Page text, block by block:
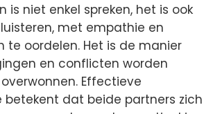
is niet enkel spreken, het is ook
met empathie en
te oordelen. Het is de manier
en conflicten worden
Effectieve
dat beide partners zich